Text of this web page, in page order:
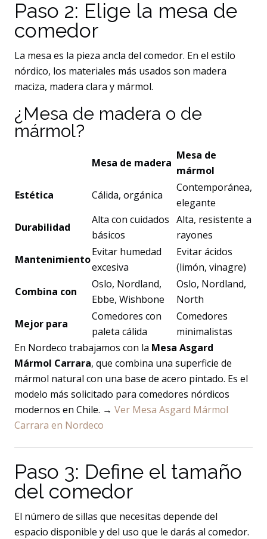
Paso 2: Elige la mesa de
comedor
La mesa es la pieza ancla del comedor. En el estilo
nórdico, los materiales más usados son madera
maciza, madera clara y mármol.
¿Mesa de madera o de
mármol?
Mesa de madera
Mesa de
mármol
Estética
Cálida, orgánica
Contemporánea,
elegante
Durabilidad
Alta con cuidados
básicos
Alta, resistente a
rayones
Mantenimiento
Evitar humedad
excesiva
Evitar ácidos
(limón, vinagre)
Combina con
Oslo, Nordland,
Ebbe, Wishbone
Oslo, Nordland,
North
Mejor para
Comedores con
paleta cálida
Comedores
minimalistas
En Nordeco trabajamos con la Mesa Asgard
Mármol Carrara, que combina una superficie de
mármol natural con una base de acero pintado. Es el
modelo más solicitado para comedores nórdicos
modernos en Chile. → Ver Mesa Asgard Mármol
Carrara en Nordeco
Paso 3: Define el tamaño
del comedor
El número de sillas que necesitas depende del
espacio disponible y del uso que le darás al comedor.